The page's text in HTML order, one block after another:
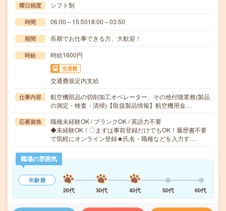
曜日頻度 シフト制
時間 06:00～15:5018:00～03:50
期間 長期でお仕事できる方、大歓迎！
時給 時給1600円
交通費
交通費規定内支給
仕事内容
航空機部品の切削加工オペレーター、その他付随業務(製品
の測定・検査・清掃)【取扱製品情報】航空機用金…
応募資格
職種未経験OK / ブランクOK / 英語力不要
◆未経験OK！〇まずは事前登録だけでもOK！履歴書不要
で気軽にオンライン登録★氏名・職種などを入力す…
職場の雰囲気
年齢層
20代
30代 40代 50代 60代